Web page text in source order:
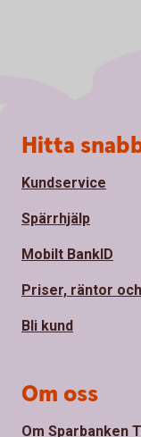
Sidfot
Hitta
Kundservice
Spärrhjälp
Mobilt BankID
Priser, räntor
Bli kund
Om oss
Om Sparbanken